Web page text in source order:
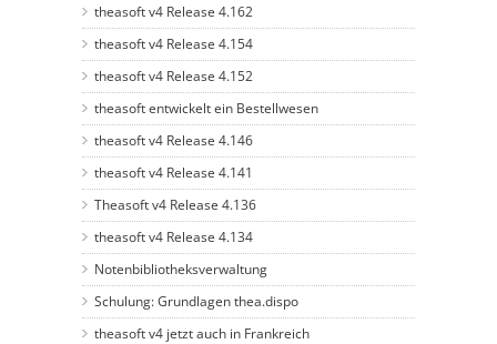
theasoft v4 Release 4.162
theasoft v4 Release 4.154
theasoft v4 Release 4.152
theasoft entwickelt ein Bestellwesen
theasoft v4 Release 4.146
theasoft v4 Release 4.141
Theasoft v4 Release 4.136
theasoft v4 Release 4.134
Notenbibliotheksverwaltung
Schulung: Grundlagen thea.dispo
theasoft v4 jetzt auch in Frankreich